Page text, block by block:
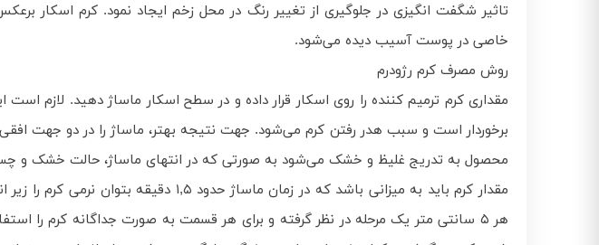
تاثیر شگفت انگیزی در جلوگیری از تغییر رنگ در محل زخم ایجاد نمود. کرم اسکار
خاصی در پوست آسیب دیده می‌شود.
روش مصرف کرم رژودرم
مقداری کرم ترمیم کننده را روی اسکار قرار داده و در سطح اسکار ماساژ دهید. لازم
برخوردار است و سبب هدر رفتن کرم می‌شود. جهت نتیجه بهتر، ماساژ را در دو جهت
محصول به تدریج غلیظ و خشک می‌شود به صورتی که در انتهای ماساژ، حالت خشک
مقدار کرم باید به میزانی باشد که در
هر ۵ سانتی متر یک مرحله در نظر گرفته و برای هر قسمت به صورت جداگانه کرم